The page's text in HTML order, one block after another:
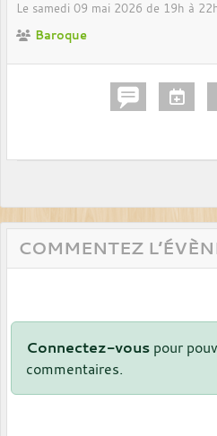
Le samedi 09 mai 2026 de 19h à
Baroque
COMMENTEZ
Connectez-vous pour
commentaires.